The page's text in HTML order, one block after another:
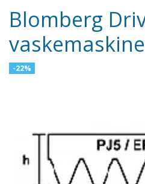
Blomberg
vaskemaskine
-22%